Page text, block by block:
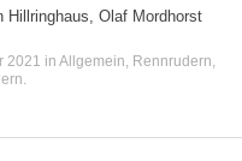
Hillringhaus, Olaf Mordhorst
2021 in Allgemein Rennrudern